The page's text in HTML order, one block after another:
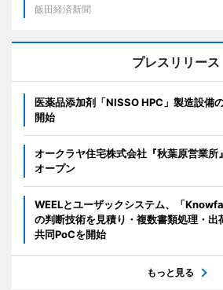
飯田経済新聞
プレスリリース
医薬品添加剤「NISSO HPC」製造設備
開始
オークラヤ住宅株式会社『秋葉原営業所
オープン
WEELとユーザックシステム、「
の判断技術を見積り・複数書類処理・出
共同PoCを開始
もっと見る